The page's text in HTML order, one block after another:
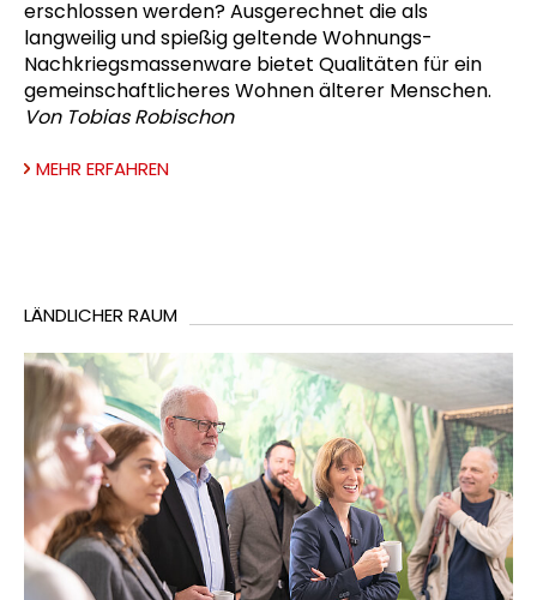
erschlossen werden? Ausgerechnet die als
langweilig und spießig geltende Wohnungs-
Nachkriegsmassenware bietet Qualitäten für ein
gemeinschaftlicheres Wohnen älterer Menschen.
Von Tobias Robischon
MEHR ERFAHREN
LÄNDLICHER RAUM